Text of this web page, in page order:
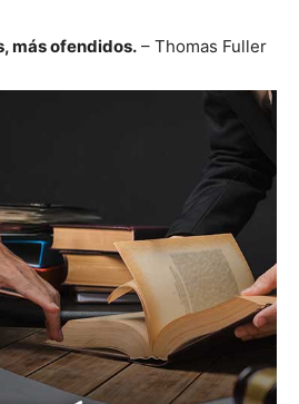
más ofendidos. – Thomas Fuller